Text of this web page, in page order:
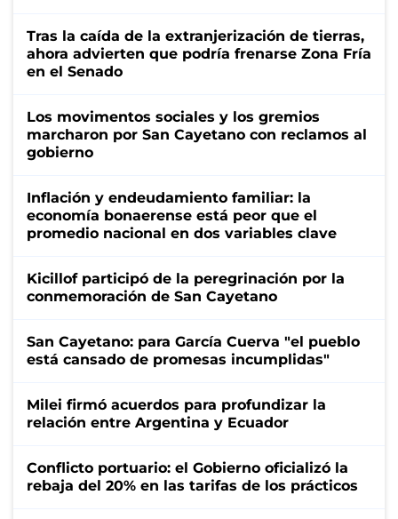
Tras la caída de la extranjerización de tierras,
ahora advierten que podría frenarse Zona Fría
en el Senado
Los movimentos sociales y los gremios
marcharon por San Cayetano con reclamos al
gobierno
Inflación y endeudamiento familiar: la
economía bonaerense está peor que el
promedio nacional en dos variables clave
Kicillof participó de la peregrinación por la
conmemoración de San Cayetano
San Cayetano: para García Cuerva "el pueblo
está cansado de promesas incumplidas"
Milei firmó acuerdos para profundizar la
relación entre Argentina y Ecuador
Conflicto portuario: el Gobierno oficializó la
rebaja del 20% en las tarifas de los prácticos